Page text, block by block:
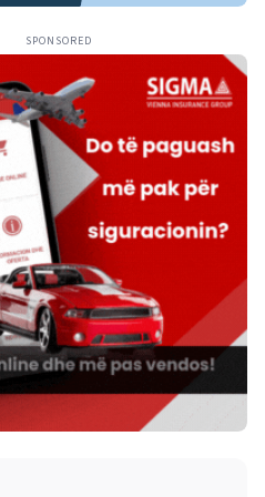
SPONSORED